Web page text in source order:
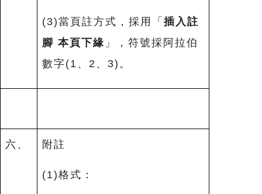
(3)當頁註方式，採用「 插入註
腳 本頁下緣 」，符號採阿拉伯
數字(1、2、3)。
六、 附註
(1)格式：